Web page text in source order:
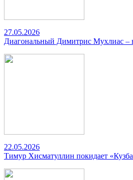
27.05.2026
Диагональный Димитрис Мухлиас –
22.05.2026
Тимур Хисматуллин покидает